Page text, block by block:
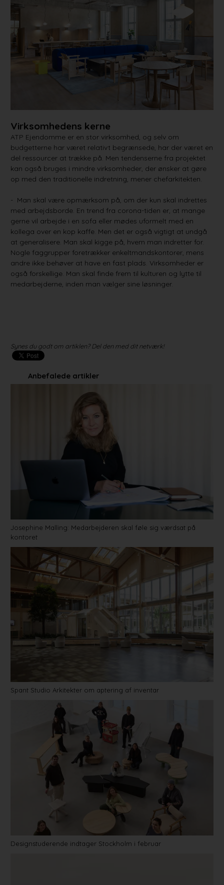
Virksomhedens kerne
ATP Ejendomme er en stor virksomhed, og selv om
budgetterne har været relativt begrænsede, har der været en
del ressourcer at trække på. Men tendenserne fra projektet
kan også bruges i mindre virksomheder, der ønsker at gøre
op med den traditionelle indretning, mener chefarkitekten.
- Man skal være opmærksom på, om der kun skal indrettes
med arbejdsborde. En trend fra corona-tiden er, at mange
gerne vil arbejde i en sofa eller mødes uformelt med en
kollega over en kop kaffe. Men det er også vigtigt at undgå
at generalisere. Man skal kigge på, hvem man indretter for.
Nogle faggrupper foretrækker enkeltmandskontorer, mens
andre ikke behøver at have en fast plads. Virksomheder er
også forskellige. Man skal finde frem til kulturen og lytte til
medarbejderne, inden man vælger sine løsninger.
Synes du godt om artiklen? Del den med dit netværk!
Anbefalede artikler
Josephine Malling: Medarbejderen skal føle sig værdsat på
kontoret
Spant Studio Arkitekter om aptering af inventar
Designstuderende indtager Stockholm i februar